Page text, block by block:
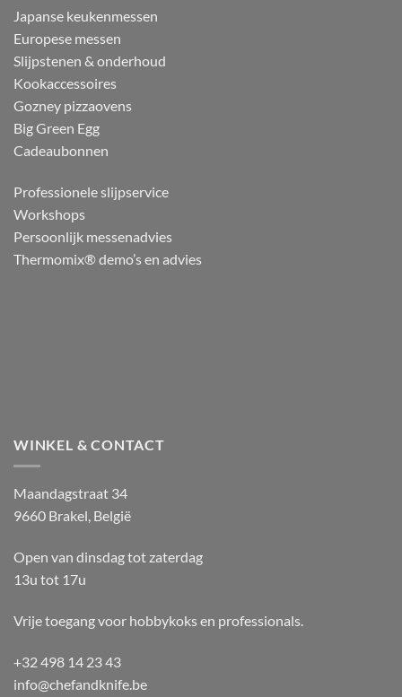
Japanse keukenmessen
Europese messen
Slijpstenen & onderhoud
Kookaccessoires
Gozney pizzaovens
Big Green Egg
Cadeaubonnen
Professionele slijpservice
Workshops
Persoonlijk messenadvies
Thermomix® demo’s en advies
WINKEL & CONTACT
Maandagstraat 34
9660 Brakel, België
Open van dinsdag tot zaterdag
13u tot 17u
Vrije toegang voor hobbykoks en professionals.
+32 498 14 23 43
info@chefandknife.be